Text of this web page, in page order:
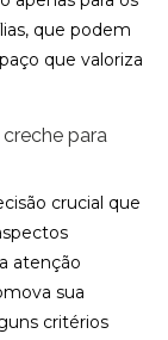
que podem
que valoriza
para
crucial que
atenção
sua
critérios